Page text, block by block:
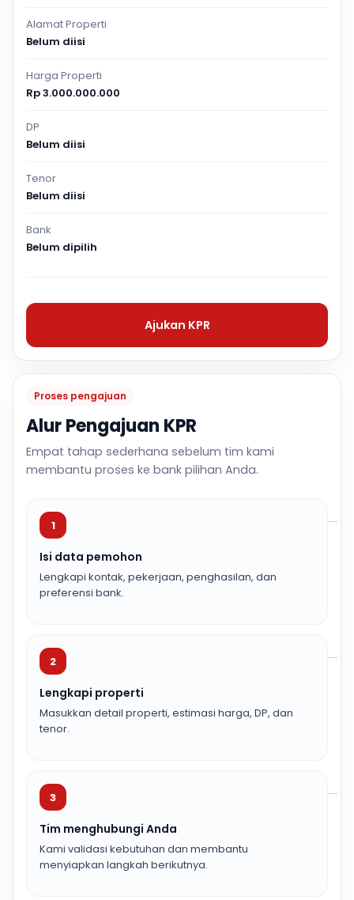
Proses pengajuan
Alur Pengajuan KPR
Empat tahap sederhana sebelum tim kami
membantu proses ke bank pilihan Anda.
1
Isi data pemohon
Lengkapi kontak, pekerjaan, penghasilan, dan
preferensi bank.
2
Lengkapi properti
Masukkan detail properti, estimasi harga, DP, dan
tenor.
3
Tim menghubungi Anda
Kami validasi kebutuhan dan membantu
menyiapkan langkah berikutnya.
Alamat Properti
Belum diisi
Harga Properti
Rp 3.000.000.000
DP
Belum diisi
Tenor
Belum diisi
Bank
Belum dipilih
Ajukan KPR